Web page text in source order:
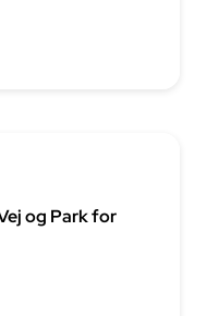
og Park for